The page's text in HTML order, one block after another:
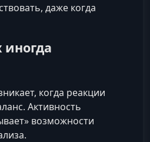
даже когда
иногда
когда реакции
Активность
возможности